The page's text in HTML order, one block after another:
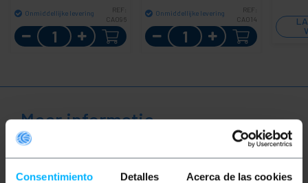
Consentimiento Detalles Acerca de las cookies
Onmiddellijke levering
REF:
CA096
Aantal
Onmiddellijke levering
REF:
CA014
Aantal
Meer informatie
Beschrijving